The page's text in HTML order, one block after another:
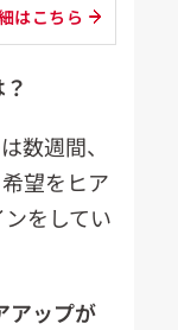
はこちら
数週間、
望をヒア
をしてい
アップが